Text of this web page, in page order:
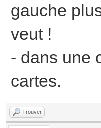
gauche
veut !
- dans une
cartes.
Trouver